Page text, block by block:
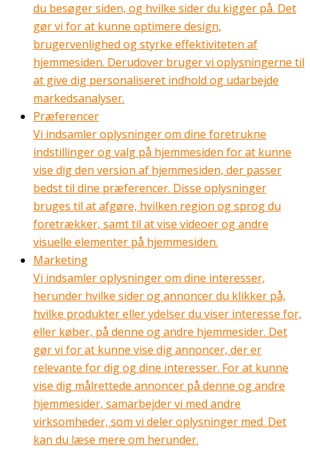
du besøger siden, og hvilke sider du kigger på. Det
gør vi for at kunne optimere design,
brugervenlighed og styrke effektiviteten af
hjemmesiden. Derudover bruger vi oplysningerne til
at give dig personaliseret indhold og udarbejde
markedsanalyser.
Præferencer
Vi indsamler oplysninger om dine foretrukne
indstillinger og valg på hjemmesiden for at kunne
vise dig den version af hjemmesiden, der passer
bedst til dine præferencer. Disse oplysninger
bruges til at afgøre, hvilken region og sprog du
foretrækker, samt til at vise videoer og andre
visuelle elementer på hjemmesiden.
Marketing
Vi indsamler oplysninger om dine interesser,
herunder hvilke sider og annoncer du klikker på,
hvilke produkter eller ydelser du viser interesse for,
eller køber, på denne og andre hjemmesider. Det
gør vi for at kunne vise dig annoncer, der er
relevante for dig og dine interesser. For at kunne
vise dig målrettede annoncer på denne og andre
hjemmesider, samarbejder vi med andre
virksomheder, som vi deler oplysninger med. Det
kan du læse mere om herunder.